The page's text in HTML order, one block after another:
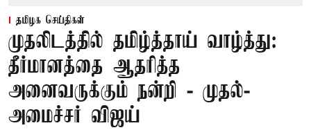
தமிழக செய்திகள்
முதலிடத்தில் தமிழ்த்தாய் வாழ்த்து:
தீர்மானத்தை ஆதரித்த
அனைவருக்கும் நன்றி - முதல்-
அமைச்சர் விஜய்